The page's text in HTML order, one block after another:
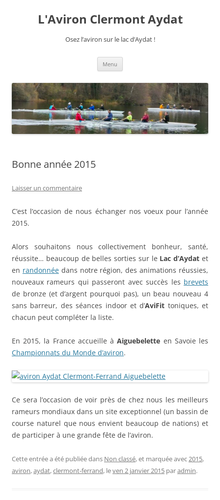
L'Aviron Clermont Aydat
Osez l’aviron sur le lac d’Aydat !
Menu
Bonne année 2015
Laisser un commentaire
C’est l’occasion de nous échanger nos voeux pour l’année
2015.
Alors souhaitons nous collectivement bonheur, santé,
réussite… beaucoup de belles sorties sur le Lac d’Aydat et
en randonnéedans notre région, des animations réussies,
nouveaux rameurs qui passeront avec succès les brevets
de bronze (et d’argent pourquoi pas), un beau nouveau 4
sans barreur, des séances indoor et d’AviFit toniques, et
chacun peut compléter la liste.
En 2015, la France accueille àAiguebelette en Savoie les
Championnats du Monde d’aviron.
Ce sera l’occasion de voir près de chez nous les meilleurs
rameurs mondiaux dans un site exceptionnel (un bassin de
course naturel que nous envient beaucoup de nations) et
de participer à une grande fête de l’aviron.
Cette entrée a été publiée dans Non classé, et marquée avec2015,
aviron,aydat,clermont-ferrand, leven 2 janvier 2015 paradmin.